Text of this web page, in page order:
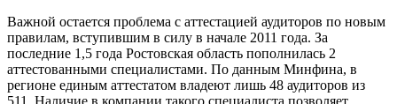
Важной остается проблема с аттестацией аудиторов по новым
правилам, вступившим в силу в начале 2011 года. За
последние 1,5 года Ростовская область пополнилась 2
аттестованными специалистами. По данным Минфина, в
регионе единым аттестатом владеют лишь 48 аудиторов из
511. Наличие в компании такого специалиста позволяет